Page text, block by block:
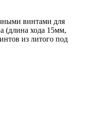
винтами для
(длина хода 15мм,
из литого под